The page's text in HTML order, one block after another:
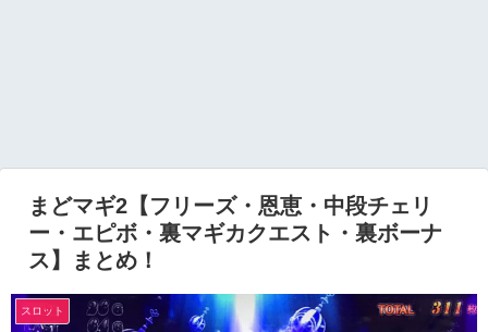
まどマギ2【フリーズ・恩恵・中段チェリ
ー・エピボ・裏マギカクエスト・裏ボーナ
ス】まとめ！
スロット